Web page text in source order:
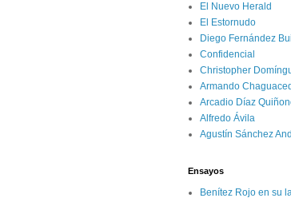
El Nuevo Herald
El Estornudo
Diego Fernández
Confidencial
Christopher
Armando
Arcadio Díaz
Alfredo Ávila
Agustín Sánchez
Ensayos
Benítez Rojo en su